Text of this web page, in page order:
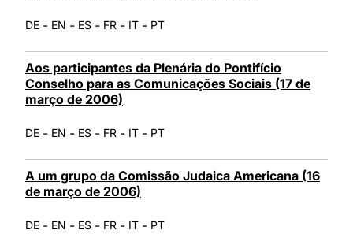
DE - EN - ES - FR - IT - PT
Aos participantes da Plenária do Pontifício
Conselho para as Comunicações Sociais (17 de
março de 2006)
DE - EN - ES - FR - IT - PT
A um grupo da Comissão Judaica Americana (16
de março de 2006)
DE - EN - ES - FR - IT - PT